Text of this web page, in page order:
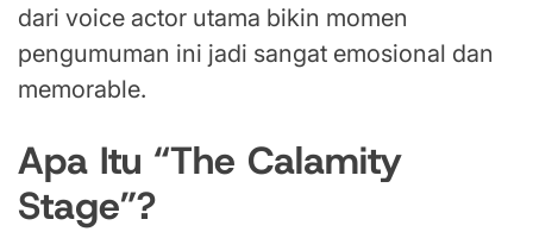
dari voice actor utama bikin momen
pengumuman ini jadi sangat emosional dan
memorable.
Apa Itu “The Calamity
Stage”?